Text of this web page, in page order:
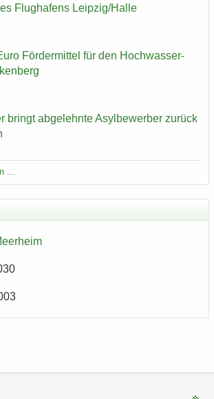
Flug­ha­fens Leip­zig/Halle
För­der­mit­tel für den Hoch­was­ser­
bringt ab­ge­lehn­te Asyl­be­wer­ber zu­rück
...